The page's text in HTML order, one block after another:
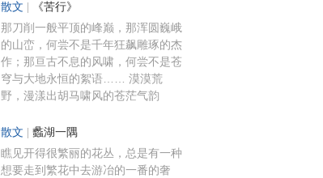
散文 《苦行》
那刀削一般平顶的峰巅，那浑圆巍峨
的山峦，何尝不是千年狂飙雕琢的杰
作；那亘古不息的风啸，何尝不是苍
穹与大地永恒的絮语…… 漠漠荒
野，漫漾出胡马啸风的苍茫气韵
散文 蠡湖一隅
瞧见开得很繁丽的花丛，总是有一种
想要走到繁花中去游冶的一番的奢